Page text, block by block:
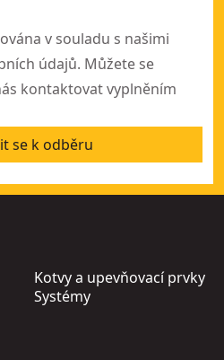
v souladu s našimi
údajů. Můžete se
kontaktovat vyplněním
se k odběru
Kotvy a upevňovací prvky
Systémy